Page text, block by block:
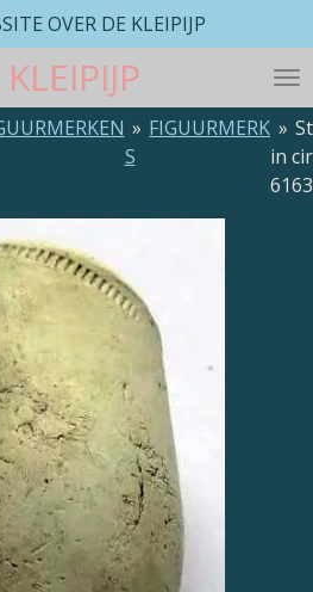
KLEIPIJP
OVER DE KLEIPIJP
» FIGUURMERK
S
»
in
6163